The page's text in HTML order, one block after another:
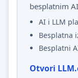
besplatnim
AI i LLM
Besplatna
Besplatni
Otvori